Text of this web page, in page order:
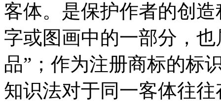
客体。是保护作者的创
字或图画中的一部分，
品”；作为注册商标的标
知识法对于同一客体往